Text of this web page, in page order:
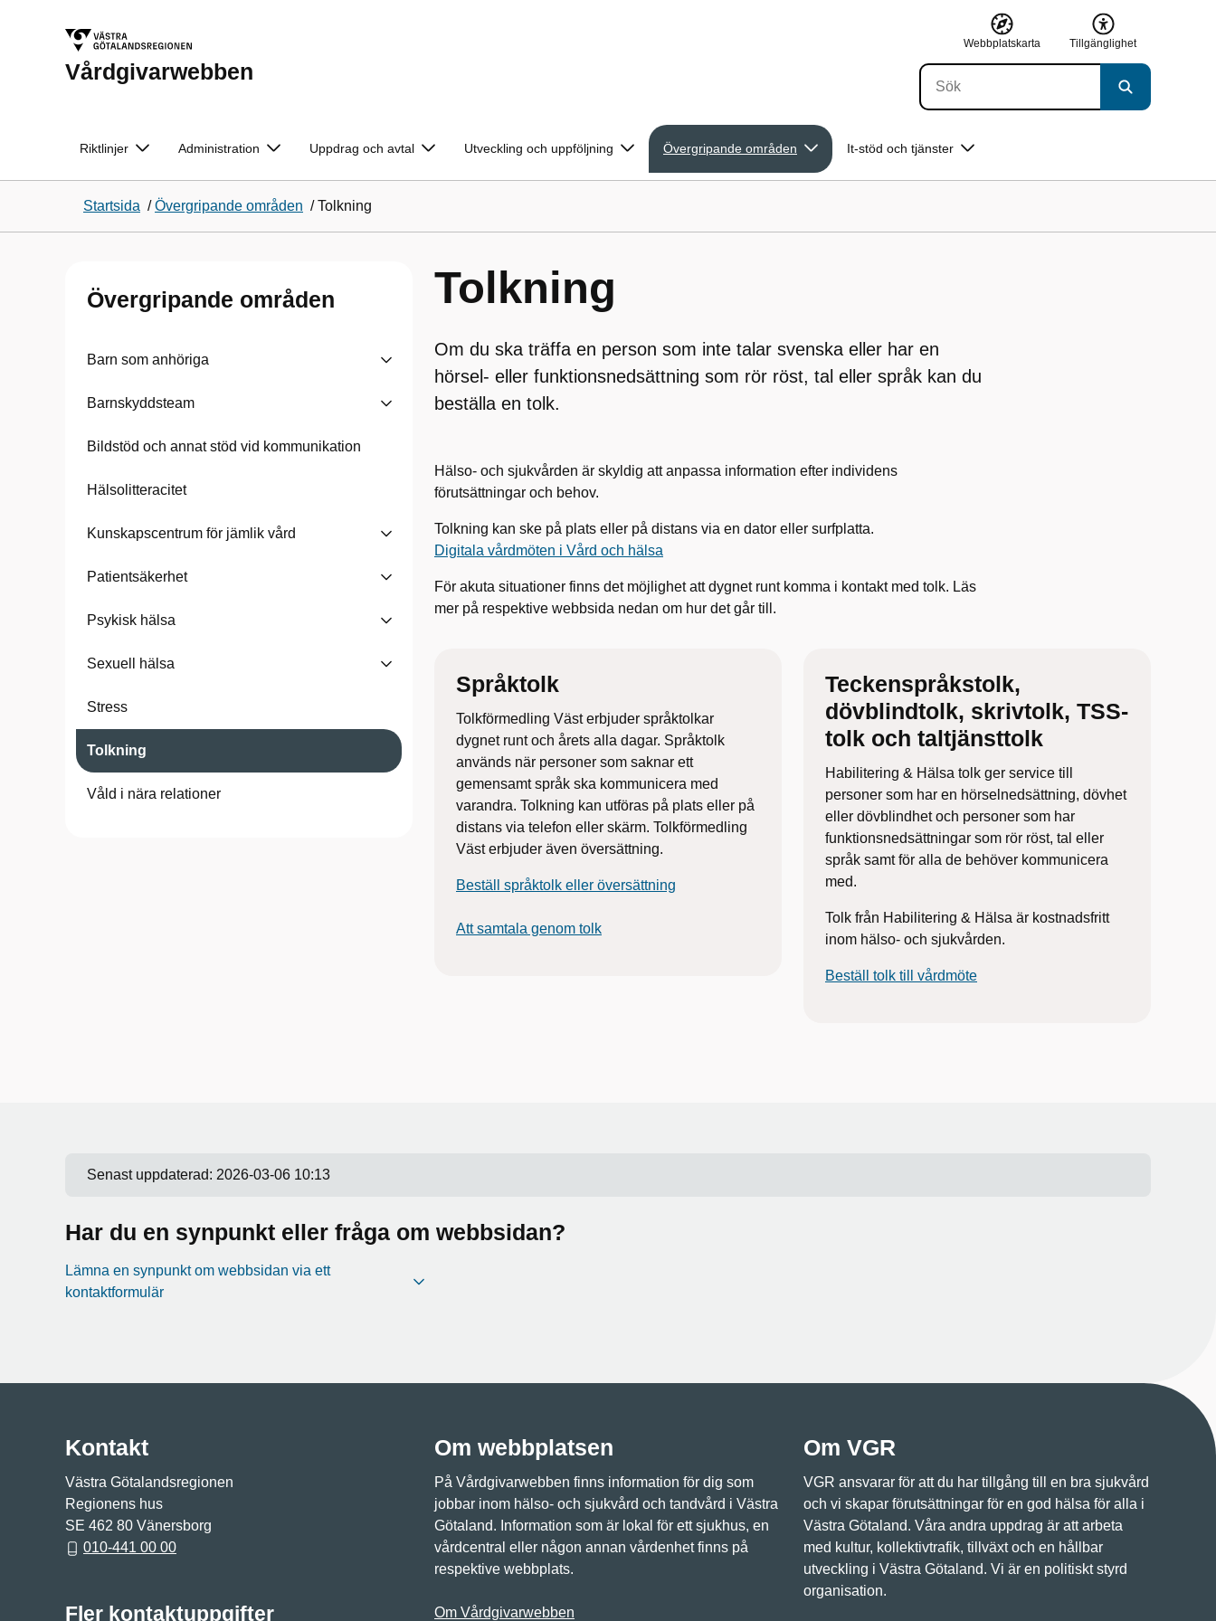
Vårdgivarwebben
Webbplatskarta Tillgänglighet
Riktlinjer Administration Uppdrag och avtal Utveckling och uppföljning Övergripande områden It-stöd och tjänster
Startsida /Övergripande områden /Tolkning
Övergripande områden
Barn som anhöriga
Barnskyddsteam
Bildstöd och annat stöd vid kommunikation
Hälsolitteracitet
Kunskapscentrum för jämlik vård
Patientsäkerhet
Psykisk hälsa
Sexuell hälsa
Stress
Tolkning
Våld i nära relationer
Tolkning
Om du ska träffa en person som inte talar svenska eller har en
hörsel- eller funktionsnedsättning som rör röst, tal eller språk kan du
beställa en tolk.
Hälso- och sjukvården är skyldig att anpassa information efter individens
förutsättningar och behov.
Tolkning kan ske på plats eller på distans via en dator eller surfplatta.
Digitala vårdmöten i Vård och hälsa
För akuta situationer finns det möjlighet att dygnet runt komma i kontakt med tolk. Läs
mer på respektive webbsida nedan om hur det går till.
Språktolk
Tolkförmedling Väst erbjuder språktolkar
dygnet runt och årets alla dagar. Språktolk
används när personer som saknar ett
gemensamt språk ska kommunicera med
varandra. Tolkning kan utföras på plats eller på
distans via telefon eller skärm. Tolkförmedling
Väst erbjuder även översättning.
Beställ språktolk eller översättning
Att samtala genom tolk
Teckenspråkstolk,
dövblindtolk, skrivtolk, TSS-
tolk och taltjänsttolk
Habilitering & Hälsa tolk ger service till
personer som har en hörselnedsättning, dövhet
eller dövblindhet och personer som har
funktionsnedsättningar som rör röst, tal eller
språk samt för alla de behöver kommunicera
med.
Tolk från Habilitering & Hälsa är kostnadsfritt
inom hälso- och sjukvården.
Beställ tolk till vårdmöte
Senast uppdaterad: 2026-03-06 10:13
Har du en synpunkt eller fråga om webbsidan?
Lämna en synpunkt om webbsidan via ett
kontaktformulär
Kontakt
Västra Götalandsregionen
Regionens hus
SE 462 80 Vänersborg
010-441 00 00
Fler kontaktuppgifter
Om webbplatsen
På Vårdgivarwebben finns information för dig som
jobbar inom hälso- och sjukvård och tandvård i Västra
Götaland. Information som är lokal för ett sjukhus, en
vårdcentral eller någon annan vårdenhet finns på
respektive webbplats.
Om Vårdgivarwebben
Om VGR
VGR ansvarar för att du har tillgång till en bra sjukvård
och vi skapar förutsättningar för en god hälsa för alla i
Västra Götaland. Våra andra uppdrag är att arbeta
med kultur, kollektivtrafik, tillväxt och en hållbar
utveckling i Västra Götaland. Vi är en politiskt styrd
organisation.